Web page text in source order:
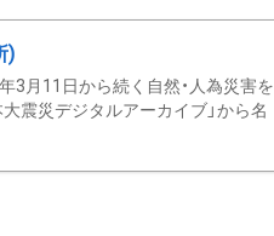
)
3月11日から続く自然・人為災害を
震災デジタルアーカイブ」から名